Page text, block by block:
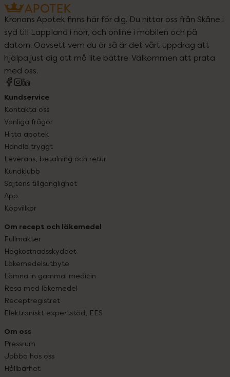
Kronans Apotek finns här för dig. Du hittar oss från Skåne i
syd till Lappland i norr, och online i mobilen och på
datorn. Oavsett vem du är så är det vårt uppdrag att
hjälpa just dig att må lite bättre. Välkommen att prata
med oss.
Kundservice
Kontakta oss
Vanliga frågor
Hitta apotek
Handla tryggt
Leverans, betalning och retur
Kundklubb
Sajtens tillgänglighet
App
Köpvillkor
Om recept och läkemedel
Fullmakter
Högkostnadsskyddet
Läkemedelsutbyte
Lämna in gammal medicin
Resa med läkemedel
Receptregistret
Elektroniskt expertstöd, EES
Om oss
Pressrum
Jobba hos oss
Hållbarhet